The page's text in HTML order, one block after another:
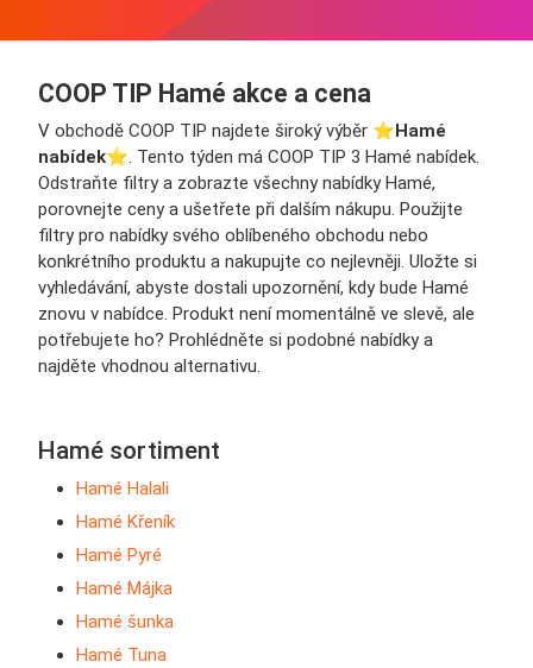
COOP TIP Hamé akce a cena
V obchodě COOP TIP najdete široký výběr ⭐️Hamé
nabídek⭐️. Tento týden má COOP TIP 3 Hamé nabídek.
Odstraňte filtry a zobrazte všechny nabídky Hamé,
porovnejte ceny a ušetřete při dalším nákupu. Použijte
filtry pro nabídky svého oblíbeného obchodu nebo
konkrétního produktu a nakupujte co nejlevněji. Uložte si
vyhledávání, abyste dostali upozornění, kdy bude Hamé
znovu v nabídce. Produkt není momentálně ve slevě, ale
potřebujete ho? Prohlédněte si podobné nabídky a
najděte vhodnou alternativu.
Hamé sortiment
Hamé Halali
Hamé Křeník
Hamé Pyré
Hamé Májka
Hamé šunka
Hamé Tuna